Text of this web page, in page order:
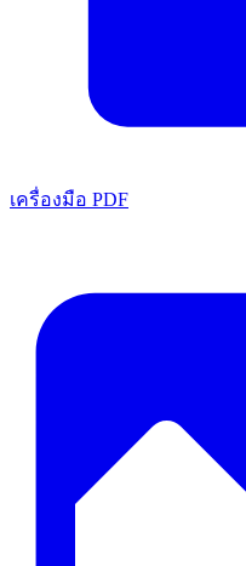
เครื่องมือ PDF